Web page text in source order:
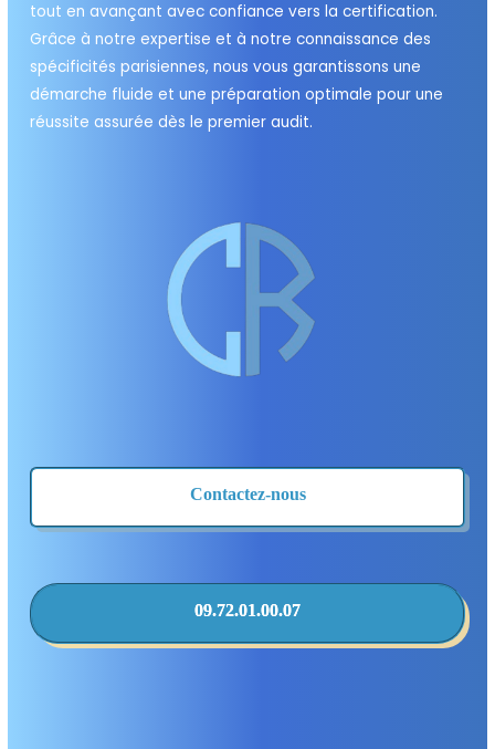
tout en avançant avec confiance vers la certification.
Grâce à notre expertise et à notre connaissance des
spécificités parisiennes, nous vous garantissons une
démarche fluide et une préparation optimale pour une
réussite assurée dès le premier audit.
Contactez-nous
09.72.01.00.07